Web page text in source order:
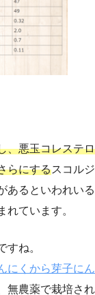
、悪玉コレステロ
らにするスコルジ
あるといわれいる
ています。
ね。
にくから芽子にん
無農薬で栽培され